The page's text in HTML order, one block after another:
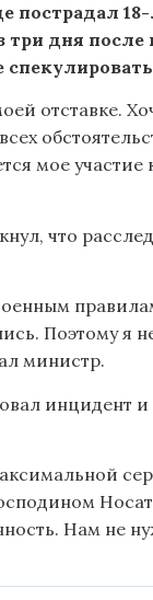
пострадал
три дня
отставке.
мое
что
Поэтому я
министр.
инцидент и
Нам не